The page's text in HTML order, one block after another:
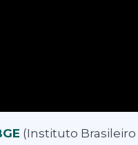
(Instituto Brasileiro